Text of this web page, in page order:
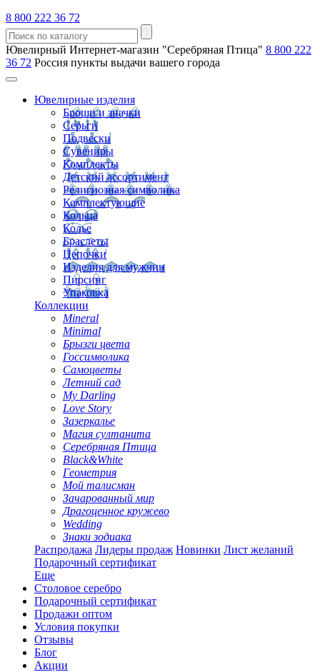
8 800 222 36 72
Ювелирный Интернет-магазин "Серебряная Птица" 8 800 222
36 72 Россия пункты выдачи вашего города
Ювелирные изделия
Броши и значки
Серьги
Подвески
Сувениры
Комплекты
Детский ассортимент
Религиозная символика
Комплектующие
Кольца
Колье
Браслеты
Цепочки
Изделия для мужчин
Пирсинг
Упаковка
Коллекции
Mineral
Minimal
Брызги цвета
Госсимволика
Самоцветы
Летний сад
My Darling
Love Story
Зазеркалье
Магия султанита
Серебряная Птица
Black&White
Геометрия
Мой талисман
Зачарованный мир
Драгоценное кружево
Wedding
Знаки зодиака
Распродажа Лидеры продаж Новинки Лист желаний
Подарочный сертификат
Еще
Столовое серебро
Подарочный сертификат
Продажи оптом
Условия покупки
Отзывы
Блог
Акции